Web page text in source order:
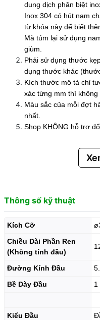
dung dịch phân biệt
Inox 304 có hút nam
từ khóa này để biết
Mà túm lại sử dụng
giùm.
Phải sử dụng thước
dụng thước khác
Kích thước mô tả chỉ
xác từng mm thì không
Màu sắc của mỗi đợt
nhất.
Shop KHÔNG hỗ trợ
Thông số kỹ thuật
Kích Cỡ
Chiều Dài Phần Ren
(Không tính đầu)
Đường Kính Đầu
Bề Dày Đầu
1
Kiểu Đầu